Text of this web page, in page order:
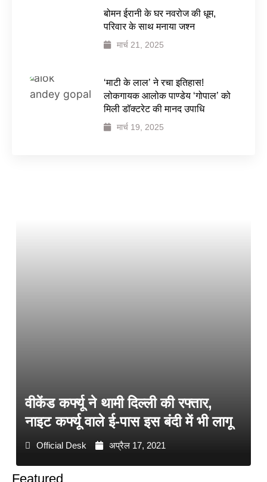
बोमन ईरानी के घर नवरोज की धूम,
परिवार के साथ मनाया जश्न
मार्च 21, 2025
‘माटी के लाल’ ने रचा इतिहास!
लोकगायक आलोक पाण्डेय ‘गोपाल’ को
मिली डॉक्टरेट की मानद उपाधि
मार्च 19, 2025
Featured
वीकेंड कर्फ्यू ने थामी दिल्ली की रफ्तार,
नाइट कर्फ्यू वाले ई-पास इस बंदी में भी लागू
Official Desk अप्रैल 17, 2021